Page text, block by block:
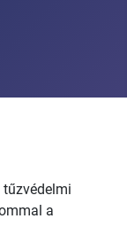
a